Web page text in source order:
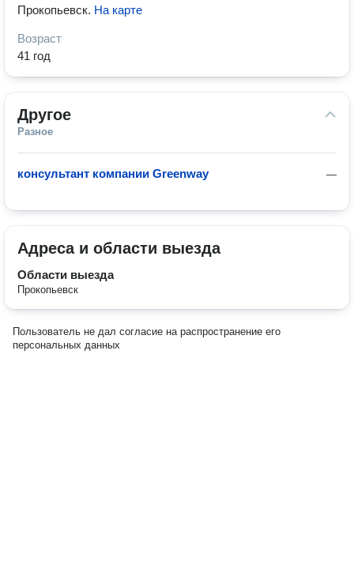
Прокопьевск. На карте
Возраст
41 год
Другое
Разное
—
консультант компании Greenway
Адреса и области выезда
Области выезда
Прокопьевск
Пользователь не дал согласие на распространение его
персональных данных